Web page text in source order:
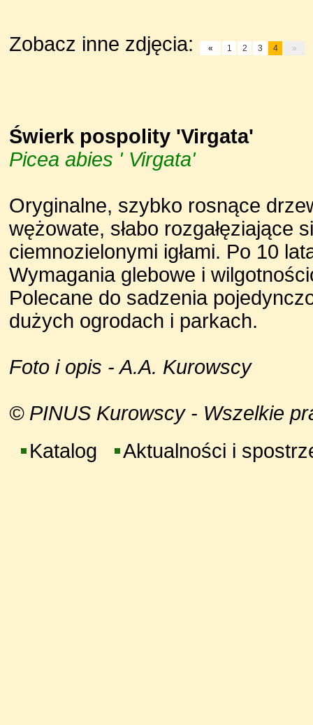
Zobacz inne zdjęcia: « 1 2 3 4 »
Świerk pospolity 'Virgata'
Picea abies ' Virgata'
Oryginalne, szybko rosnące
wężowate, słabo rozgałęziające
ciemnozielonymi igłami. Po 10
Wymagania glebowe i
Polecane do sadzenia
dużych ogrodach i parkach.
Foto i opis - A.A. Kurowscy
© PINUS Kurowscy - Wszelkie
Katalog
Aktualności i